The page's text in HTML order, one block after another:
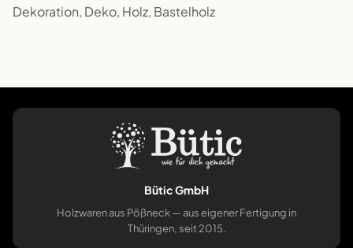
Dekoration, Deko, Holz, Bastelholz
Bütic GmbH
Holzwaren aus Pößneck — aus eigener Fertigung in
Thüringen, seit 2015.